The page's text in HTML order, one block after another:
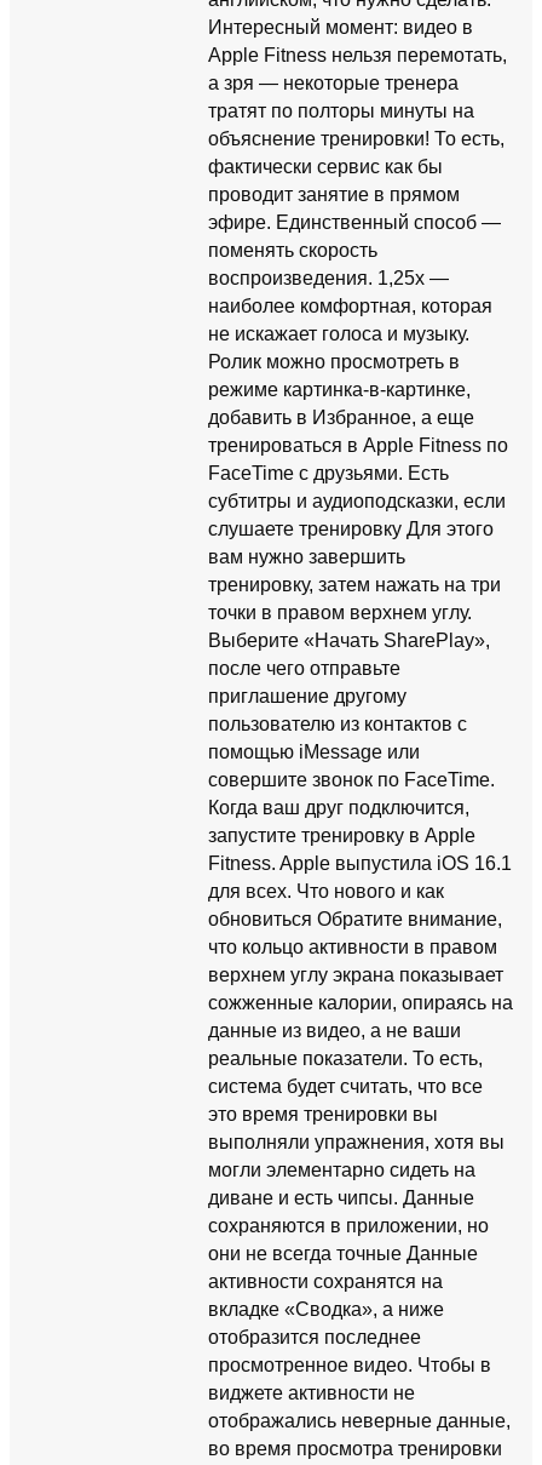
Интересный момент: видео в
Apple Fitness нельзя перемотать,
а зря — некоторые тренера
тратят по полторы минуты на
объяснение тренировки! То есть,
фактически сервис как бы
проводит занятие в прямом
эфире. Единственный способ —
поменять скорость
воспроизведения. 1,25х —
наиболее комфортная, которая
не искажает голоса и музыку.
Ролик можно просмотреть в
режиме картинка-в-картинке,
добавить в Избранное, а еще
тренироваться в Apple Fitness по
FaceTime с друзьями. Есть
субтитры и аудиоподсказки, если
слушаете тренировку Для этого
вам нужно завершить
тренировку, затем нажать на три
точки в правом верхнем углу.
Выберите «Начать SharePlay»,
после чего отправьте
приглашение другому
пользователю из контактов с
помощью iMessage или
совершите звонок по FaceTime.
Когда ваш друг подключится,
запустите тренировку в Apple
Fitness. Apple выпустила iOS 16.1
для всех. Что нового и как
обновиться Обратите внимание,
что кольцо активности в правом
верхнем углу экрана показывает
сожженные калории, опираясь на
данные из видео, а не ваши
реальные показатели. То есть,
система будет считать, что все
это время тренировки вы
выполняли упражнения, хотя вы
могли элементарно сидеть на
диване и есть чипсы. Данные
сохраняются в приложении, но
они не всегда точные Данные
активности сохранятся на
вкладке «Сводка», а ниже
отобразится последнее
просмотренное видео. Чтобы в
виджете активности не
отображались неверные данные,
во время просмотра тренировки